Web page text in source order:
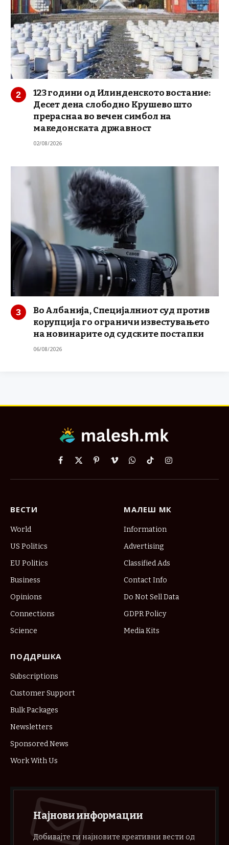
123 години од Илинденското востание:
Десет дена слободно Крушево што
прераснаа во вечен симбол на
македонската државност
02/08/2026
Во Албанија, Специјалниот суд против
корупција го ограничи известувањето
на новинарите од судските постапки
06/08/2026
Facebook
X
PinterestVimeoWhatsApp
TikTokInstagram
ВЕСТИ
World
US Politics
EU Politics
Business
Opinions
Connections
Science
МАЛЕШ МК
Information
Advertising
Classified Ads
Contact Info
Do Not Sell Data
GDPR Policy
Media Kits
ПОДДРШКА
Subscriptions
Customer Support
Bulk Packages
Newsletters
Sponsored News
Work With Us
Најнови информации
Добивајте ги најновите креативни вести од